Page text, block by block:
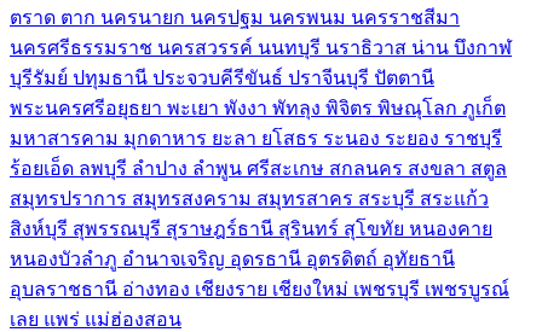
ตราด ตาก นครนายก นครปฐม นครพนม นครราชสีมา
นครศรีธรรมราช นครสวรรค์ นนทบุรี นราธิวาส น่าน บึงกาฬ
บุรีรัมย์ ปทุมธานี ประจวบคีรีขันธ์ ปราจีนบุรี ปัตตานี
พระนครศรีอยุธยา พะเยา พังงา พัทลุง พิจิตร พิษณุโลก ภูเก็ต
มหาสารคาม มุกดาหาร ยะลา ยโสธร ระนอง ระยอง ราชบุรี
ร้อยเอ็ด ลพบุรี ลำปาง ลำพูน ศรีสะเกษ สกลนคร สงขลา สตูล
สมุทรปราการ สมุทรสงคราม สมุทรสาคร สระบุรี สระแก้ว
สิงห์บุรี สุพรรณบุรี สุราษฎร์ธานี สุรินทร์ สุโขทัย หนองคาย
หนองบัวลำภู อำนาจเจริญ อุดรธานี อุตรดิตถ์ อุทัยธานี
อุบลราชธานี อ่างทอง เชียงราย เชียงใหม่ เพชรบุรี เพชรบูรณ์
เลย แพร่ แม่ฮ่องสอน